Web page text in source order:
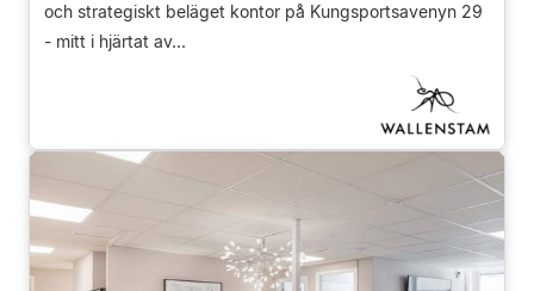
och strategiskt beläget kontor på Kungsportsavenyn 29
- mitt i hjärtat av...